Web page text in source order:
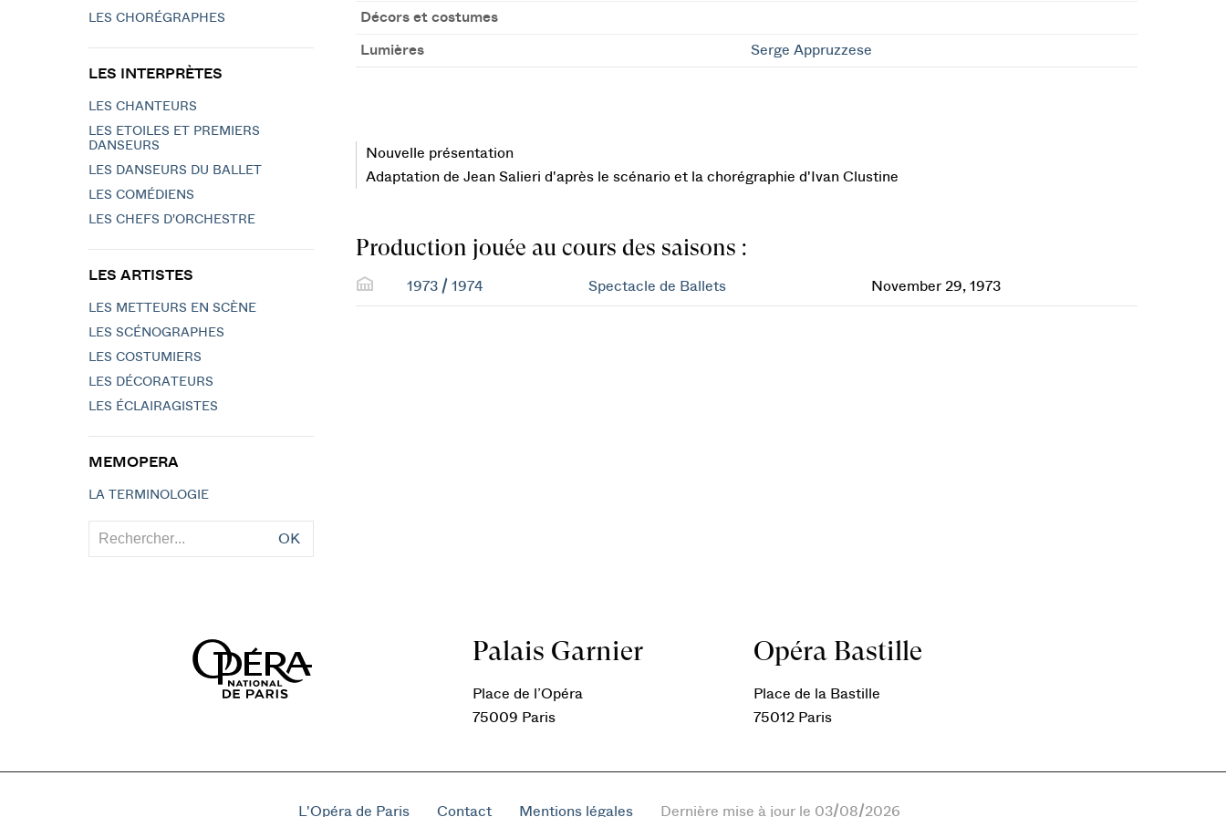
Décors et costumes
Lumières Serge Appruzzese
Nouvelle présentation
Adaptation de Jean Salieri d'après le scénario et la chorégraphie d'Ivan Clustine
Production jouée au cours des saisons :
1973 / 1974 Spectacle de Ballets November 29, 1973
LES CHORÉGRAPHES
LES INTERPRÈTES
LES CHANTEURS
LES ETOILES ET PREMIERS
DANSEURS
LES DANSEURS DU BALLET
LES COMÉDIENS
LES CHEFS D'ORCHESTRE
LES ARTISTES
LES METTEURS EN SCÈNE
LES SCÉNOGRAPHES
LES COSTUMIERS
LES DÉCORATEURS
LES ÉCLAIRAGISTES
MEMOPERA
LA TERMINOLOGIE
OK
Palais Garnier
Place de l’Opéra
75009 Paris
Opéra Bastille
Place de la Bastille
75012 Paris
L'Opéra de Paris Contact Mentions légales Dernière mise à jour le 03/08/2026